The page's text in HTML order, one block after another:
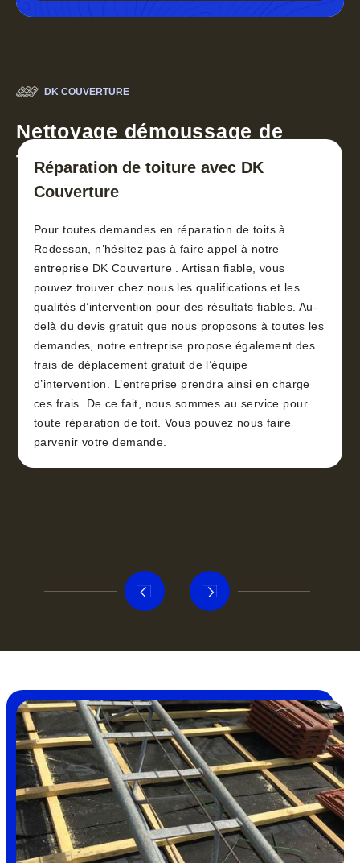
DK COUVERTURE
Nettoyage démoussage de
toiture 30
Réparation de toiture avec DK
Couverture
Pour toutes demandes en réparation de toits à
Redessan, n’hésitez pas à faire appel à notre
entreprise DK Couverture . Artisan fiable, vous
pouvez trouver chez nous les qualifications et les
qualités d’intervention pour des résultats fiables. Au-
delà du devis gratuit que nous proposons à toutes les
demandes, notre entreprise propose également des
frais de déplacement gratuit de l’équipe
d’intervention. L’entreprise prendra ainsi en charge
ces frais. De ce fait, nous sommes au service pour
toute réparation de toit. Vous pouvez nous faire
parvenir votre demande.